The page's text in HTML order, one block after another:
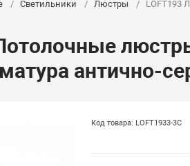
Светильники Люстры
LOFT193
антично-
Код товара: LOFT1933-3C